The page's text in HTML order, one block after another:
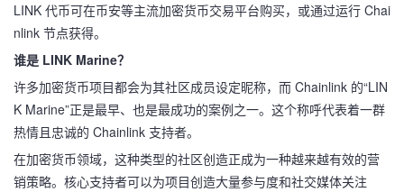
LINK 代币可在币安等主流加密货币交易平台购买，或通过运行 Chai
nlink 节点获得。
谁是 LINK Marine？
许多加密货币项目都会为其社区成员设定昵称，而 Chainlink 的“LIN
K Marine”正是最早、也是最成功的案例之一。这个称呼代表着一群
热情且忠诚的 Chainlink 支持者。
在加密货币领域，这种类型的社区创造正成为一种越来越有效的营
销策略。核心支持者可以为项目创造大量参与度和社交媒体关注